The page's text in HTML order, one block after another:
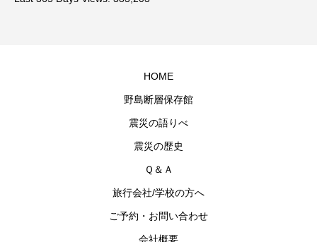
HOME
野島断層保存館
震災の語りべ
震災の歴史
Ｑ＆Ａ
旅行会社/学校の方へ
ご予約・お問い合わせ
会社概要